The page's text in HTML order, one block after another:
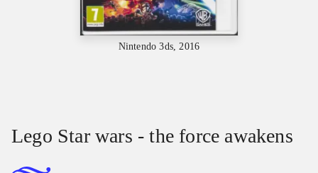
Nintendo 3ds, 2016
Lego Star wars - the force awakens